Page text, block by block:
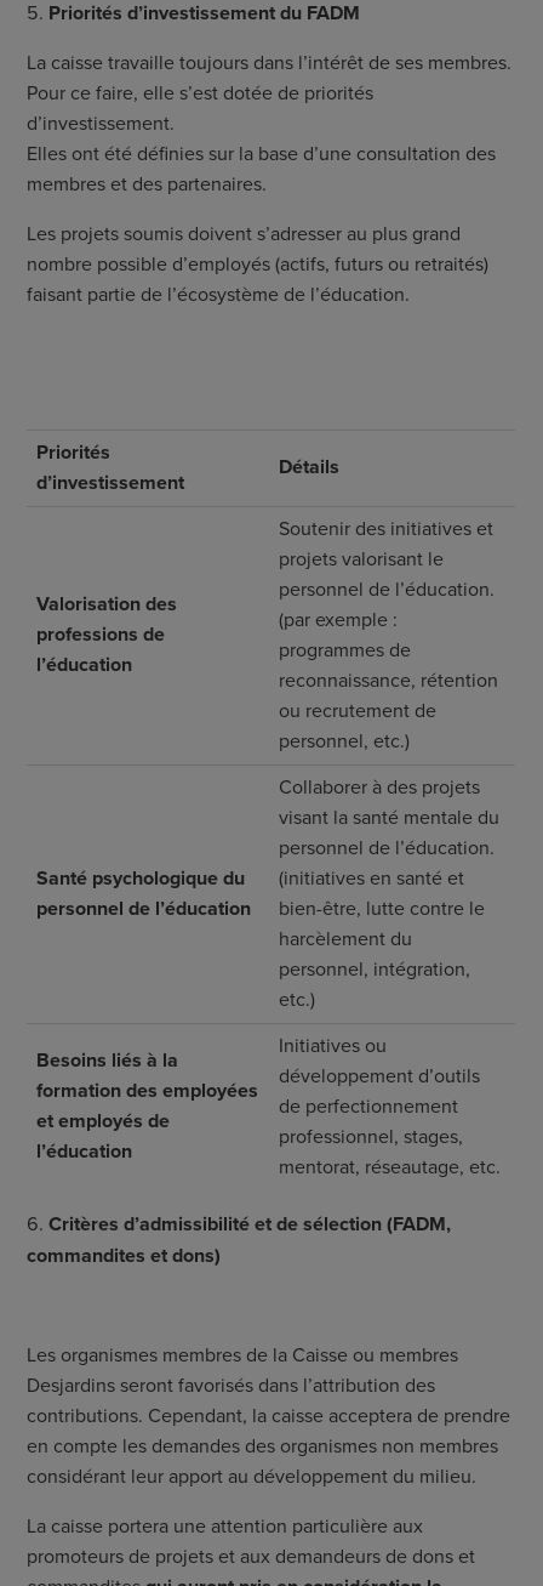
Priorités d’investissement du FADM
La caisse travaille toujours dans l’intérêt de ses membres.
Pour ce faire, elle s’est dotée de priorités
d’investissement.
Elles ont été définies sur la base d’une consultation des
membres et des partenaires.
Les projets soumis doivent s’adresser au plus grand
nombre possible d’employés (actifs, futurs ou retraités)
faisant partie de l’écosystème de l’éducation.
Priorités
d’investissement
Détails
Valorisation des
professions de
l’éducation
Soutenir des initiatives et
projets valorisant le
personnel de l’éducation.
(par exemple :
programmes de
reconnaissance, rétention
ou recrutement de
personnel, etc.)
Santé psychologique du
personnel de l’éducation
Collaborer à des projets
visant la santé mentale du
personnel de l’éducation.
(initiatives en santé et
bien-être, lutte contre le
harcèlement du
personnel, intégration,
etc.)
Besoins liés à la
formation des employées
et employés de
l’éducation
Initiatives ou
développement d’outils
de perfectionnement
professionnel, stages,
mentorat, réseautage, etc.
Critères d’admissibilité et de sélection (FADM,
commandites et dons)
Les organismes membres de la Caisse ou membres
Desjardins seront favorisés dans l’attribution des
contributions. Cependant, la caisse acceptera de prendre
en compte les demandes des organismes non membres
considérant leur apport au développement du milieu.
La caisse portera une attention particulière aux
promoteurs de projets et aux demandeurs de dons et